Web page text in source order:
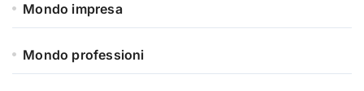
Mondo impresa
Mondo professioni